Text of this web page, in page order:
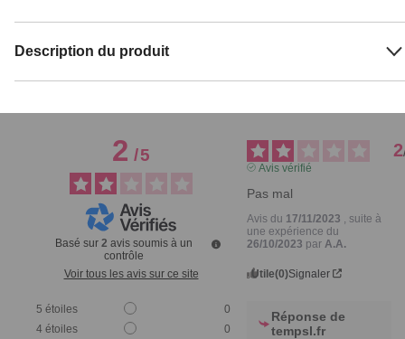
Description du produit
2/5
Basé sur 2 avis soumis à un
contrôle
Voir tous les avis sur ce site
5 étoiles
0
4 étoiles
0
2
Avis vérifié
Pas mal
Avis du 17/11/2023 , suite à
une expérience du
26/10/2023 parA.A.
Utile(0)Signaler
Réponse de
tempsl.fr